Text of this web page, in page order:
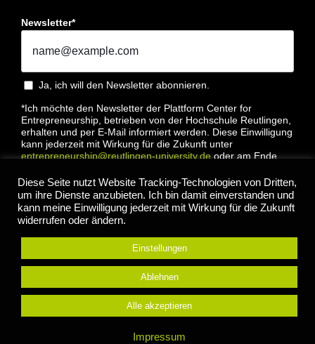
Newsletter*
Ja, ich will den Newsletter abonnieren.
*Ich möchte den Newsletter der Plattform Center for
Entrepreneurship, betrieben von der Hochschule Reutlingen,
erhalten und per E-Mail informiert werden. Diese Einwilligung
kann jederzeit mit Wirkung für die Zukunft unter
entrepreneurship@reutlingen-university.deoder am Ende
Datenschutzbestimmung
Anmelden
© 2022 Center for Entrepreneurship Hochschule
Diese Seite nutzt Website Tracking-Technologien von Dritten,
um ihre Dienste anzubieten. Ich bin damit einverstanden und
kann meine Einwilligung jederzeit mit Wirkung für die Zukunft
widerrufen oder ändern.
Einstellungen
Ablehnen
Alle akzeptieren
Impressum